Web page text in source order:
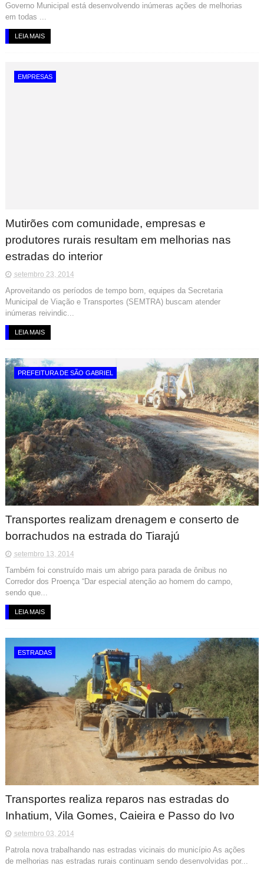
Governo Municipal está desenvolvendo inúmeras ações de melhorias
em todas ...
LEIA MAIS
EMPRESAS
Mutirões com comunidade, empresas e
produtores rurais resultam em melhorias nas
estradas do interior
setembro 23, 2014
Aproveitando os períodos de tempo bom, equipes da Secretaria
Municipal de Viação e Transportes (SEMTRA) buscam atender
inúmeras reivindic...
LEIA MAIS
PREFEITURA DE SÃO GABRIEL
Transportes realizam drenagem e conserto de
borrachudos na estrada do Tiarajú
setembro 13, 2014
Também foi construído mais um abrigo para parada de ônibus no
Corredor dos Proença “Dar especial atenção ao homem do campo,
sendo que...
LEIA MAIS
ESTRADAS
Transportes realiza reparos nas estradas do
Inhatium, Vila Gomes, Caieira e Passo do Ivo
setembro 03, 2014
Patrola nova trabalhando nas estradas vicinais do município As ações
de melhorias nas estradas rurais continuam sendo desenvolvidas por...